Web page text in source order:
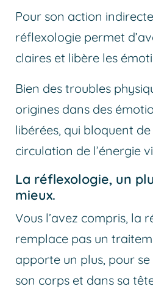
Pour son action
réflexologie permet
claires et libère les
Bien des troubles
origines dans des
libérées, qui bloquent
circulation de l’énergie
La réflexologie, un
mieux.
Vous l’avez compris, la
remplace pas un
apporte un plus, pour
son corps et dans sa